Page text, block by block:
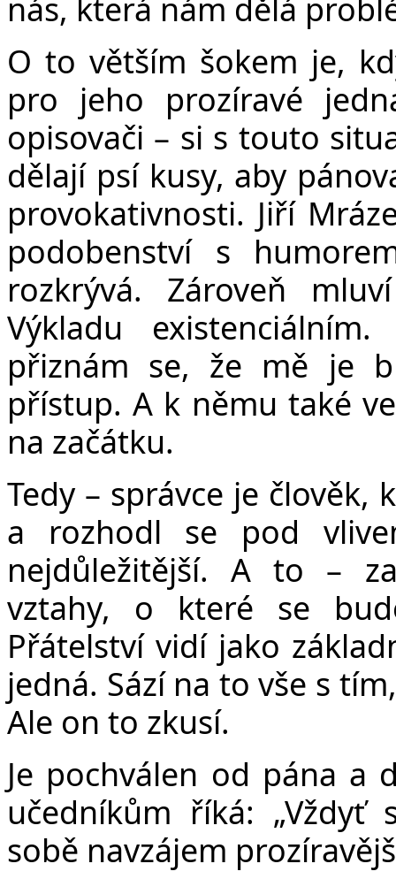
nás, která nám dělá
O to větším šokem je,
pro jeho prozíravé
opisovači – si s touto
dělají psí kusy, aby
provokativnosti. Jiří
podobenství s
rozkrývá. Zároveň
Výkladu
přiznám se, že mě je
přístup. A k němu také
na začátku.
Tedy – správce je
a rozhodl se pod
nejdůležitější. A to –
vztahy, o které se
Přátelství vidí jako
jedná. Sází na to vše s
Ale on to zkusí.
Je pochválen od pána a
učedníkům říká:
sobě navzájem